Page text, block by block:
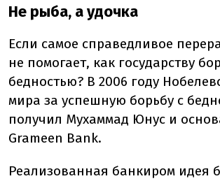
Не рыба, а удочка
Если самое справедливое
не помогает, как государству
бедностью? В 2006 году
мира за успешную борьбу с
получил Мухаммад Юнус и
Grameen Bank.
Реализованная банкиром идея